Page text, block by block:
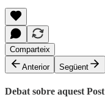
Comparteix
Anterior
Següent
Debat sobre aquest Post